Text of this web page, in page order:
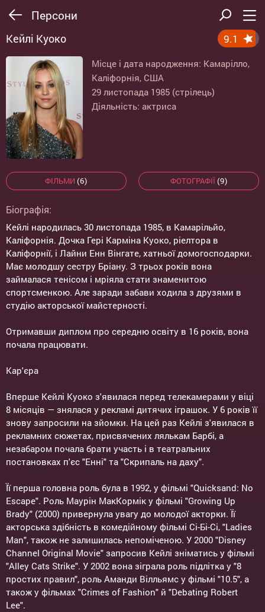
Персони
Кейлі Куоко 9.1
Місце і дата народження: Камарілло,
Каліфорнія, США
29 листопада 1985 (стрілець)
Діяльність: актриса
ФІЛЬМИ (6) ФОТОГРАФІЇ(9)
Біографія:
Кейлі народилась 30 листопада 1985, в Камарільйо,
Каліфорнія. Дочка Гері Карміна Куоко, ріелтора в
Каліфорнії, і Лайни Енн Вінгате, хатньої домогосподарки.
Має молодшу сестру Бріану. З трьох років вона
займалася тенісом і мріяла стати знаменитою
спортсменкою. Але заради забави ходила з друзями в
студію акторської майстерності.
Отримавши диплом про середню освіту в 16 років, вона
почала працювати.
Кар'єра
Вперше Кейлі Куоко з'явилася перед телекамерами у віці
8 місяців — знялася у рекламі дитячих іграшок. У 6 років її
знову запросили на зйомки. На цей раз Кейлі з'явилася в
рекламних сюжетах, присвячених лялькам Барбі, а
незабаром почала брати участь і в театральних
постановках п'єс "Енні" та "Скрипаль на даху".
Її перша головна роль була в 1992, у фільмі "Quicksand: No
Escape". Роль Маурін МакКормік у фільмі "Growing Up
Brady" (2000) привернула увагу до молодої акторки. Її
акторська здібність в комедійному фільмі Сі-Бі-Сі, "Ladies
Man", також не залишилась непоміченою. У 2000 "Disney
Channel Original Movie" запросив Кейлі зніматись у фільмі
"Alley Cats Strike". У 2002 вона зіграла роль підлітка у "8
простих правил", роль Аманди Вілльямс у фільмі "10.5", а
також у фільмах "Crimes of Fashion" й "Debating Robert
Lee".